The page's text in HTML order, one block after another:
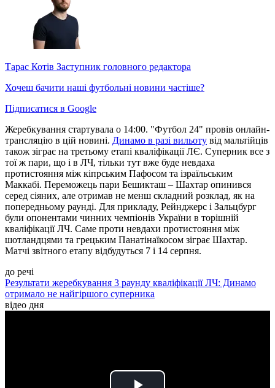
Тарас Котів Заступник головного редактора
Хочеш бачити наші футбольні новини частіше?
Підписатися в Google
Жеребкування стартувала о 14:00. "Футбол 24" провів онлайн-
трансляцію в цій новині. Динамо в разі вильоту від мальтійців
також зіграє на третьому етапі кваліфікації ЛЄ. Суперник все з
тої ж пари, що і в ЛЧ, тільки тут вже буде невдаха
протистояння між кіпрським Пафосом та ізраїльським
Маккабі. Переможець пари Бешикташ – Шахтар опинився
серед сіяних, але отримав не менш складний розклад, як на
попередньому раунді. Для прикладу, Рейнджерс і Зальцбург
були опонентами чинних чемпіонів України в торішній
кваліфікації ЛЧ. Саме проти невдахи протистояння між
шотландцями та грецьким Панатінаїкосом зіграє Шахтар.
Матчі звітного етапу відбудуться 7 і 14 серпня.
до речі
Результати жеребкування 3 раунду кваліфікації ЛЧ: Динамо
отримало не найгіршого суперника
відео дня